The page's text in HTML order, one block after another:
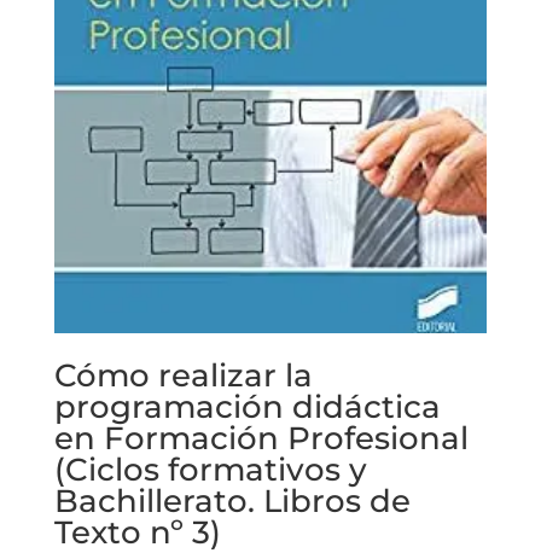
Cómo realizar la
programación didáctica
en Formación Profesional
(Ciclos formativos y
Bachillerato. Libros de
Texto nº 3)